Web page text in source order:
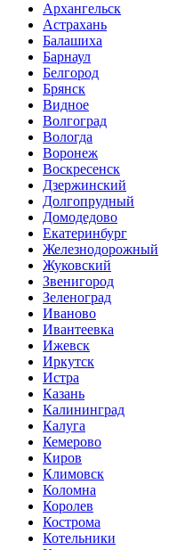
Архангельск
Астрахань
Балашиха
Барнаул
Белгород
Брянск
Видное
Волгоград
Вологда
Воронеж
Воскресенск
Дзержинский
Долгопрудный
Домодедово
Екатеринбург
Железнодорожный
Жуковский
Звенигород
Зеленоград
Иваново
Ивантеевка
Ижевск
Иркутск
Истра
Казань
Калининград
Калуга
Кемерово
Киров
Климовск
Коломна
Королев
Кострома
Котельники